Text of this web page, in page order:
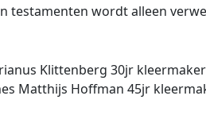
wordt alleen
Klittenberg 30jr
Matthijs Hoffman 45jr